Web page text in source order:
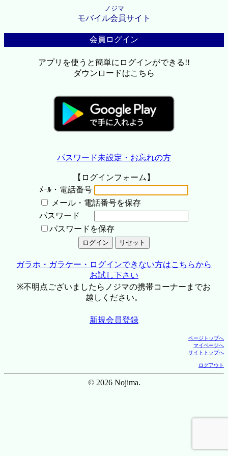
ノジマ
モバイル会員サイト
会員ログイン
アプリを使うと簡単にログインができる!!
ダウンロードはこちら
パスワード未設定・お忘れの方
【ログインフォーム】
ﾒｰﾙ・電話番号
メール・電話番号を保存
パスワード
パスワードを保存
ガラホ・ガラケー・ログインできない方はこちらから
お試し下さい
※不明点ございましたらノジマの携帯コーナーまでお
越しください。
新規会員登録
ページトップへ
マイページへ
サイトトップへ
ログアウト
© 2026 Nojima.